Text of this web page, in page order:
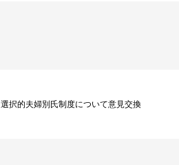
選択的夫婦別氏制度について意見交換